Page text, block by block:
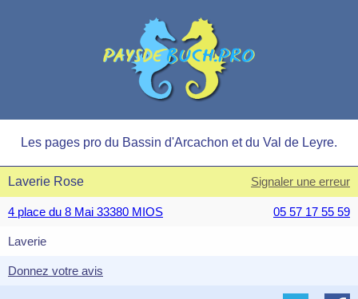
Les pages pro du Bassin d'Arcachon et du Val de Leyre.
Laverie Rose Signaler une erreur
4 place du 8 Mai 33380 MIOS 05 57 17 55 59
Laverie
Donnez votre avis